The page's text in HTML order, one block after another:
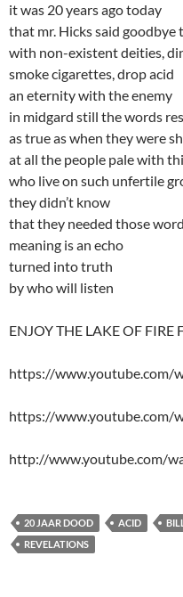
it was 20 years ago today
that mr. Hicks said goodbye
with non-existent deities,
smoke cigarettes, drop acid
an eternity with the enemy
in midgard still the words
as true as when they were
at all the people pale with
who live on such unfertile
they didn’t know
that they needed those
meaning is an echo
turned into truth
by who will listen
ENJOY THE LAKE OF FIRE
https://www.youtube.com/
https://www.youtube.com/
http://www.youtube.com/
20 JAAR DOOD ACID
REVELATIONS